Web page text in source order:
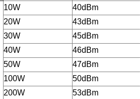
10W
40dBm
20W
43dBm
30W
45dBm
40W
46dBm
50W
47dBm
100W
50dBm
200W
53dBm